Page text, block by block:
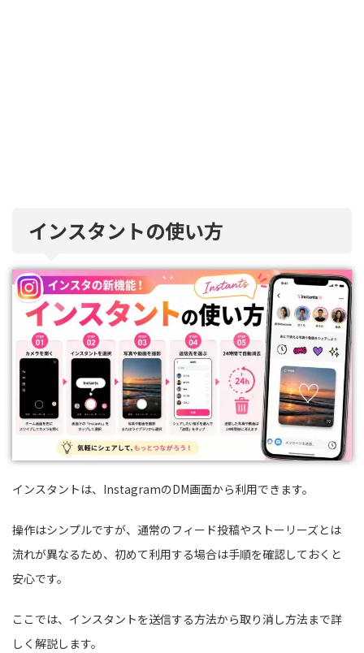
インスタントの使い方
インスタントは、InstagramのDM画面から利用できます。
操作はシンプルですが、通常のフィード投稿やストーリーズとは
流れが異なるため、初めて利用する場合は手順を確認しておくと
安心です。
ここでは、インスタントを送信する方法から取り消し方法まで詳
しく解説します。